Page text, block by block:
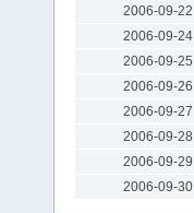
2006-09-22
2006-09-24
2006-09-25
2006-09-26
2006-09-27
2006-09-28
2006-09-29
2006-09-30